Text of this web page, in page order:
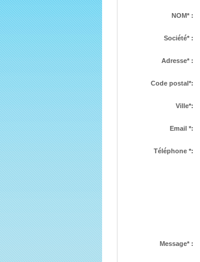
NOM* :
Société* :
Adresse* :
Code postal*:
Ville*:
Email *:
Téléphone *:
Message* :